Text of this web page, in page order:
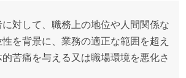
対して、職務上の地位や人間関係な
を背景に、業務の適正な範囲を超え
苦痛を与える又は職場環境を悪化さ